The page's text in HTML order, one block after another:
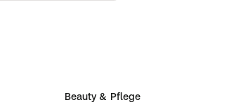
Beauty & Pflege